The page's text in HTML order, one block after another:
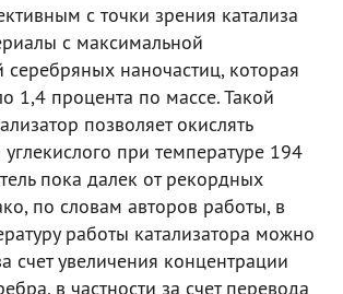
с точки зрения катализа
с максимальной
серебряных наночастиц, которая
1,4 процента по массе. Такой
позволяет окислять
при температуре 194
пока далек от рекордных
по словам авторов работы, в
работы катализатора можно
счет увеличения концентрации
в частности за счет перевода